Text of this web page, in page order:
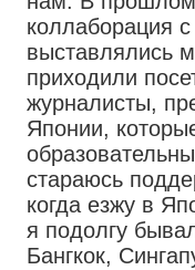
коллаборация
выставлялись
приходили
журналисты,
Японии,
стараюсь
когда езжу в
я подолгу
Бангкок,